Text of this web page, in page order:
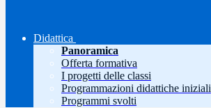
Didattica
Panoramica
Offerta formativa
I progetti delle classi
Programmazioni didattiche iniziali
Programmi svolti